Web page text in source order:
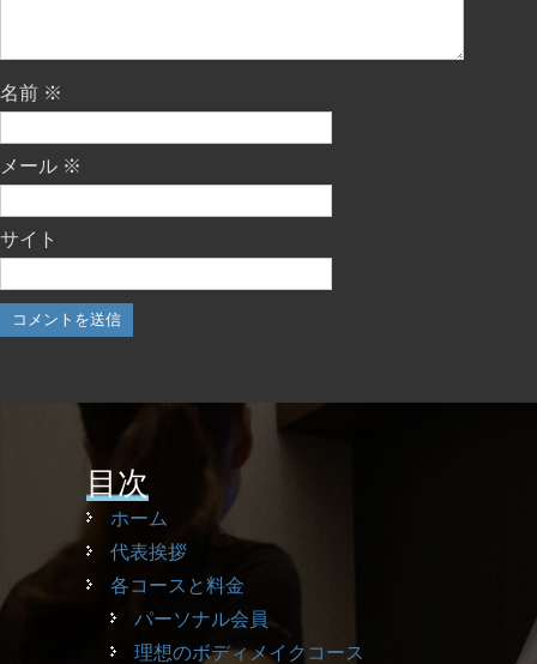
名前 ※
メール ※
サイト
目次
ホーム
代表挨拶
各コースと料金
パーソナル会員
理想のボディメイクコース